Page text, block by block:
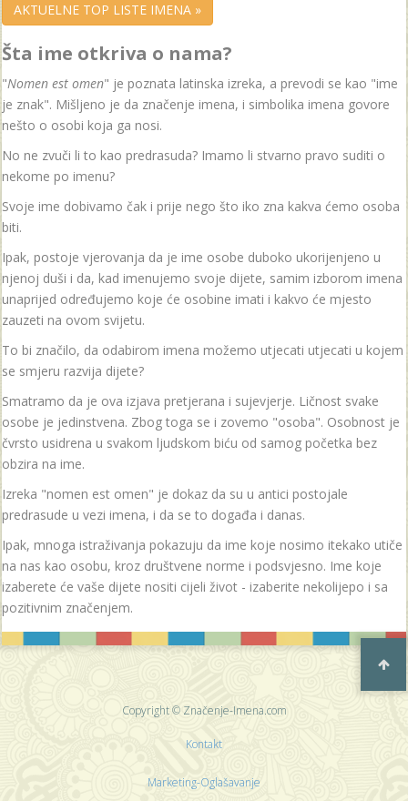
AKTUELNE TOP LISTE IMENA »
Šta ime otkriva o nama?
"Nomen est omen" je poznata latinska izreka, a prevodi se kao "ime
je znak". Mišljeno je da značenje imena, i simbolika imena govore
nešto o osobi koja ga nosi.
No ne zvuči li to kao predrasuda? Imamo li stvarno pravo suditi o
nekome po imenu?
Svoje ime dobivamo čak i prije nego što iko zna kakva ćemo osoba
biti.
Ipak, postoje vjerovanja da je ime osobe duboko ukorijenjeno u
njenoj duši i da, kad imenujemo svoje dijete, samim izborom imena
unaprijed određujemo koje će osobine imati i kakvo će mjesto
zauzeti na ovom svijetu.
To bi značilo, da odabirom imena možemo utjecati utjecati u kojem
se smjeru razvija dijete?
Smatramo da je ova izjava pretjerana i sujevjerje. Ličnost svake
osobe je jedinstvena. Zbog toga se i zovemo "osoba". Osobnost je
čvrsto usidrena u svakom ljudskom biću od samog početka bez
obzira na ime.
Izreka "nomen est omen" je dokaz da su u antici postojale
predrasude u vezi imena, i da se to događa i danas.
Ipak, mnoga istraživanja pokazuju da ime koje nosimo itekako utiče
na nas kao osobu, kroz društvene norme i podsvjesno. Ime koje
izaberete će vaše dijete nositi cijeli život - izaberite nekolijepo i sa
pozitivnim značenjem.
Copyright © Značenje-Imena.com
Kontakt
Marketing-Oglašavanje